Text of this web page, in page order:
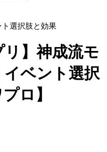
選択肢と効果
リ】神成流モ
ベント選択
ロ】